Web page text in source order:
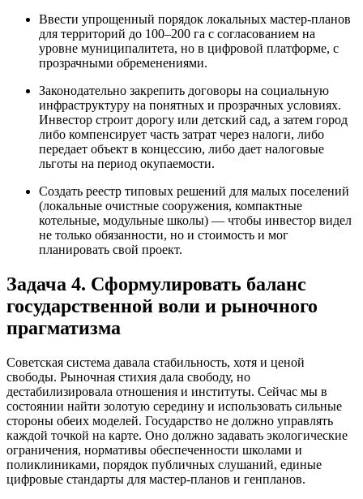
Ввести упрощенный порядок локальных мастер-планов
для территорий до 100–200 га с согласованием на
уровне муниципалитета, но в цифровой платформе, с
прозрачными обременениями.
Законодательно закрепить договоры на социальную
инфраструктуру на понятных и прозрачных условиях.
Инвестор строит дорогу или детский сад, а затем город
либо компенсирует часть затрат через налоги, либо
передает объект в концессию, либо дает налоговые
льготы на период окупаемости.
Создать реестр типовых решений для малых поселений
(локальные очистные сооружения, компактные
котельные, модульные школы) — чтобы инвестор видел
не только обязанности, но и стоимость и мог
планировать свой проект.
Задача 4. Сформулировать баланс
государственной воли и рыночного
прагматизма
Советская система давала стабильность, хотя и ценой
свободы. Рыночная стихия дала свободу, но
дестабилизировала отношения и институты. Сейчас мы в
состоянии найти золотую середину и использовать сильные
стороны обеих моделей. Государство не должно управлять
каждой точкой на карте. Оно должно задавать экологические
ограничения, нормативы обеспеченности школами и
поликлиниками, порядок публичных слушаний, единые
цифровые стандарты для мастер-планов и генпланов.